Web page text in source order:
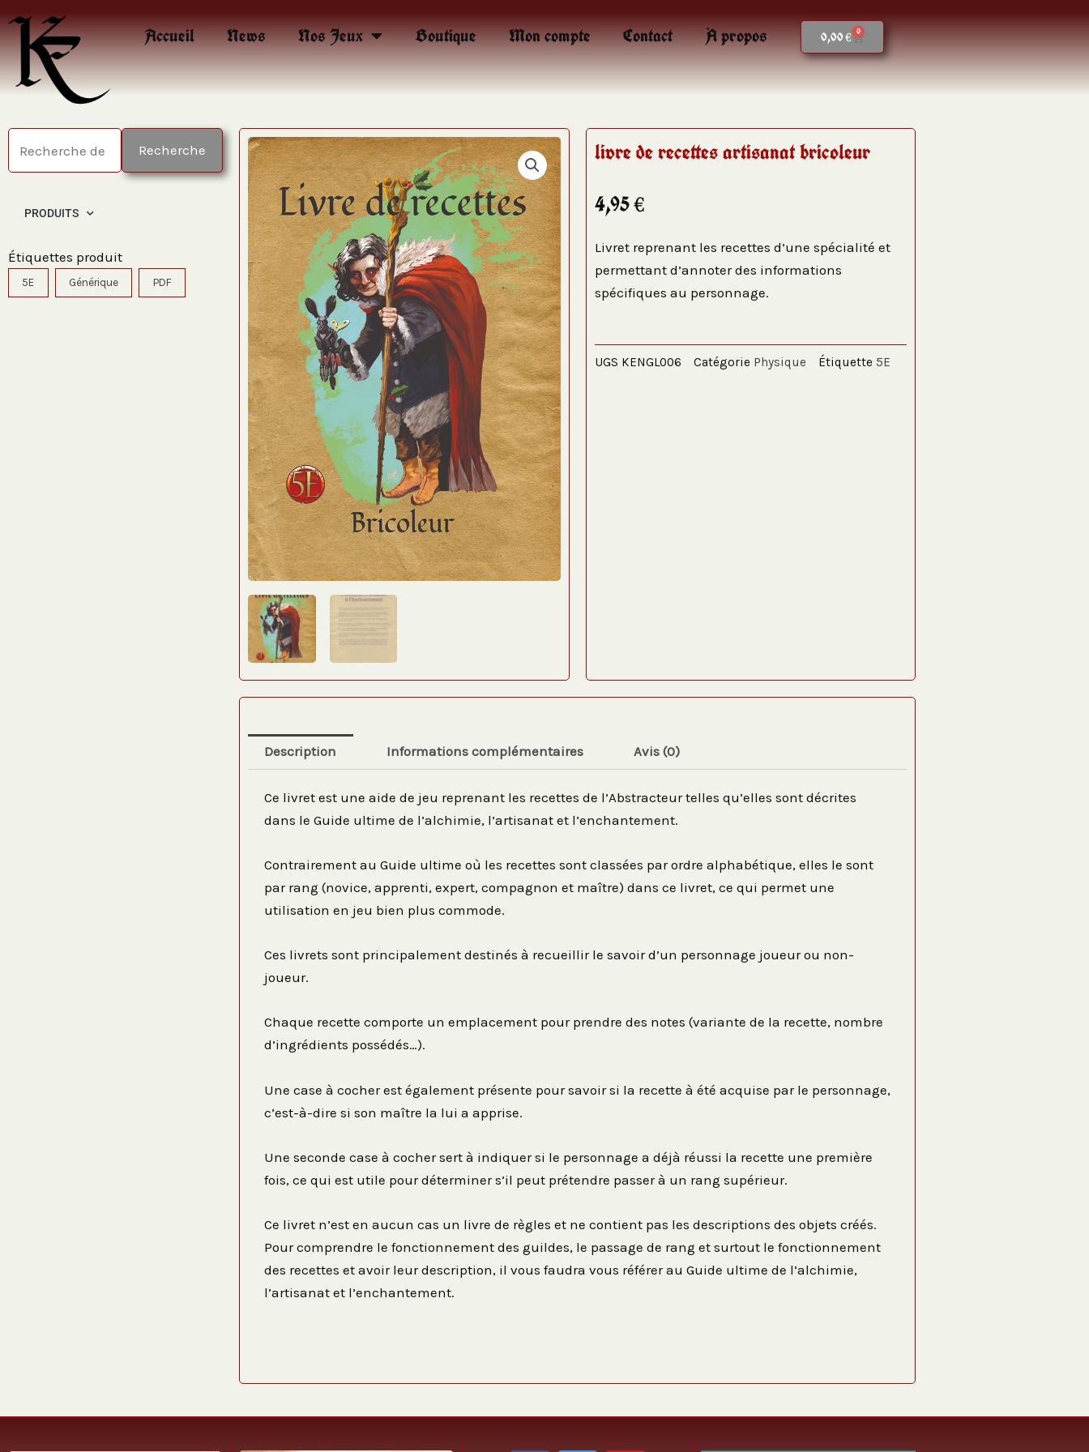
au
contenu
Accueil News Nos Jeux Boutique Mon compte Contact À propos 0,00€ 0
Panier
pour :
Recherche
PRODUITS
Étiquettes produit
5E Générique PDF
livre de recettes artisanat bricoleur
4,95€
Livret reprenant les recettes d’une spécialité et
permettant d’annoter des informations
spécifiques au personnage.
UGS KENGL006 Catégorie Physique Étiquette 5E
Description Informations complémentaires Avis (0)
Ce livret est une aide de jeu reprenant les recettes de l’Abstracteur telles qu’elles sont décrites
dans le Guide ultime de l’alchimie, l’artisanat et l’enchantement.
Contrairement au Guide ultime où les recettes sont classées par ordre alphabétique, elles le sont
par rang (novice, apprenti, expert, compagnon et maître) dans ce livret, ce qui permet une
utilisation en jeu bien plus commode.
Ces livrets sont principalement destinés à recueillir le savoir d’un personnage joueur ou non-
joueur.
Chaque recette comporte un emplacement pour prendre des notes (variante de la recette, nombre
d’ingrédients possédés…).
Une case à cocher est également présente pour savoir si la recette à été acquise par le personnage,
c’est-à-dire si son maître la lui a apprise.
Une seconde case à cocher sert à indiquer si le personnage a déjà réussi la recette une première
fois, ce qui est utile pour déterminer s’il peut prétendre passer à un rang supérieur.
Ce livret n’est en aucun cas un livre de règles et ne contient pas les descriptions des objets créés.
Pour comprendre le fonctionnement des guildes, le passage de rang et surtout le fonctionnement
des recettes et avoir leur description, il vous faudra vous référer au Guide ultime de l’alchimie,
l’artisanat et l’enchantement.